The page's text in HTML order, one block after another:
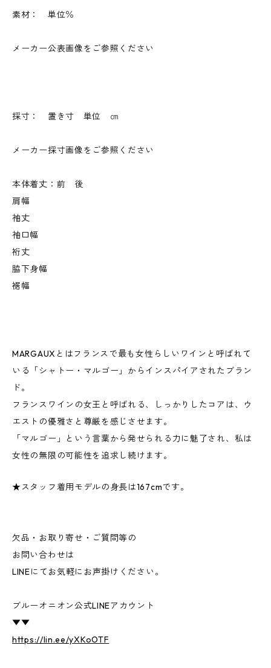
素材： 単位％
メーカー公表画像をご参照ください
採寸： 置き寸 単位 ㎝
メーカー採寸画像をご参照ください
本体着丈：前 後
肩幅
袖丈
袖口幅
裄丈
脇下身幅
裾幅
MARGAUXとはフランスで最も女性らしいワインと呼ばれて
いる「シャトー・マルゴー」からインスパイアされたブラン
ド。
フランスワインの女王と呼ばれる、しっかりしたコアは、ウ
エストの優雅さと尊厳を感じさせます。
「マルゴー」という言葉から発せられる力に魅了され、私は
女性の無限の可能性を追求し続けます。
★スタッフ着用モデルの身長は167cmです。
欠品・お取り寄せ・ご質問等の
お問い合わせは
LINEにてお気軽にお声掛けください。
ブルーオニオン公式LINEアカウント
▼▼
https://lin.ee/yXKoOTF